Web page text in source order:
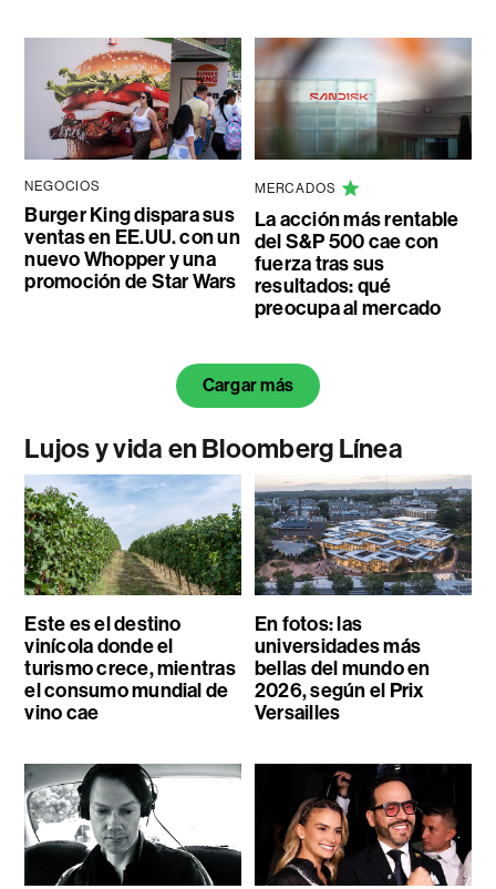
NEGOCIOS
Burger King dispara sus
ventas en EE.UU. con un
nuevo Whopper y una
promoción de Star Wars
MERCADOS
La acción más rentable
del S&P 500 cae con
fuerza tras sus
resultados: qué
preocupa al mercado
Cargar más
Lujos y vida en Bloomberg Línea
Este es el destino
vinícola donde el
turismo crece, mientras
el consumo mundial de
vino cae
En fotos: las
universidades más
bellas del mundo en
2026, según el Prix
Versailles